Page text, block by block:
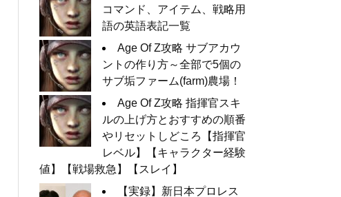
コマンド、アイテム、戦略用
語の英語表記一覧
Age Of Z攻略 サブアカウ
ントの作り方～全部で5個の
サブ垢ファーム(farm)農場！
Age Of Z攻略 指揮官スキ
ルの上げ方とおすすめの順番
やリセットしどころ【指揮官
レベル】【キャラクター経験
値】【戦場救急】【スレイ】
【実録】新日本プロレス